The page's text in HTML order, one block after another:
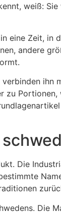
weiß:
eine Zeit,
andere
Die